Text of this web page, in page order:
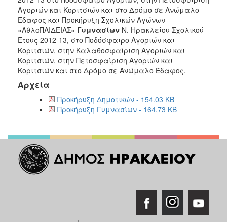
2019
2018
2017
2016
2015
2011
2006
Αγοριών και Κοριτσιών και στο Δρόμο σε Ανώμαλο
Έδαφος και Προκήρυξη Σχολικών Αγώνων
«ΑθλοΠΑΙΔΕΙΑΣ» Γυμνασίων Ν. Ηρακλείου Σχολικού
Έτους 2012-13, στο Ποδόσφαιρο Αγοριών και
Κοριτσιών, στην Καλαθοσφαίριση Αγοριών και
Κοριτσιών, στην Πετοσφαίριση Αγοριών και
Κοριτσιών και στο Δρόμο σε Ανώμαλο Έδαφος.
Αρχεία
Προκήρυξη Δημοτικών - 154.03 KB
Προκήρυξη Γυμνασίων - 164.73 KB